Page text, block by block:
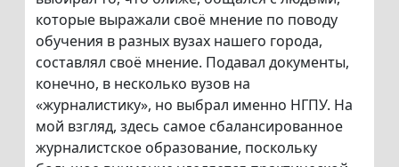
которые выражали своё мнение по поводу
обучения в разных вузах нашего города,
составлял своё мнение. Подавал документы,
конечно, в несколько вузов на
«журналистику», но выбрал именно НГПУ. На
мой взгляд, здесь самое сбалансированное
журналистское образование, поскольку